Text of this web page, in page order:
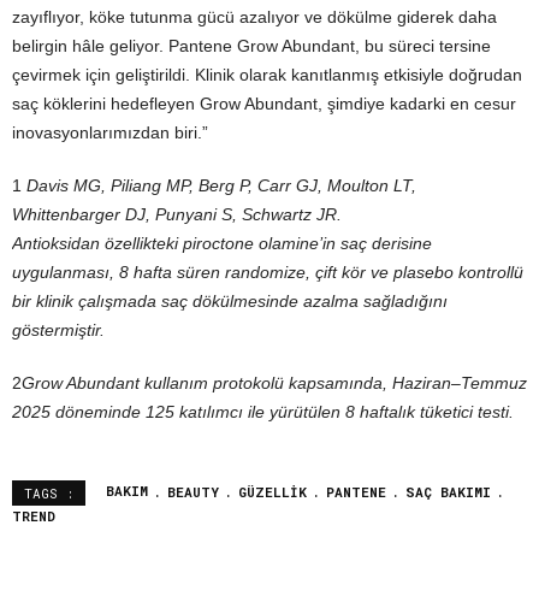
zayıflıyor, köke tutunma gücü azalıyor ve dökülme giderek daha
belirgin hâle geliyor. Pantene Grow Abundant, bu süreci tersine
çevirmek için geliştirildi. Klinik olarak kanıtlanmış etkisiyle doğrudan
saç köklerini hedefleyen Grow Abundant, şimdiye kadarki en cesur
inovasyonlarımızdan biri.”
1 Davis MG, Piliang MP, Berg P, Carr GJ, Moulton LT,
Whittenbarger DJ, Punyani S, Schwartz JR.
Antioksidan özellikteki piroctone olamine’in saç derisine
uygulanması, 8 hafta süren randomize, çift kör ve plasebo kontrollü
bir klinik çalışmada saç dökülmesinde azalma sağladığını
göstermiştir.
2Grow Abundant kullanım protokolü kapsamında, Haziran–Temmuz
2025 döneminde 125 katılımcı ile yürütülen 8 haftalık tüketici testi.
TAGS : BAKIM BEAUTY GÜZELLIK PANTENE
SAÇ BAKIMI
TREND